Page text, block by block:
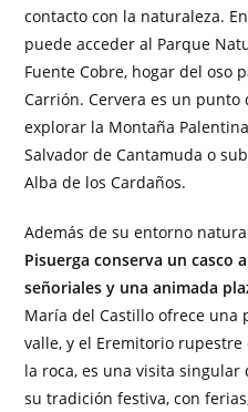
contacto con la naturaleza.
puede acceder al Parque
Fuente Cobre, hogar del oso
Carrión. Cervera es un
explorar la Montaña
Salvador de Cantamuda o
Alba de los Cardaños.
Además de su entorno
Pisuerga conserva un casco
señoriales y una animada
María del Castillo ofrece una
valle, y el Eremitorio rupestre
la roca, es una visita
su tradición festiva, con